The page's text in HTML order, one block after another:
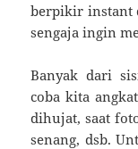
berpikir instant
sengaja ingin
Banyak dari
coba kita
dihujat, saat
senang, dsb.